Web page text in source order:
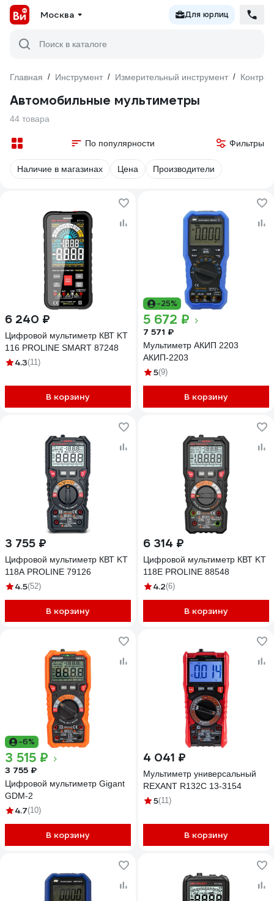
Москва Для юрлиц
Поиск в каталоге
Главная / Инструмент / Измерительный инструмент /
Автомобильные мультиметры
44 товара
По популярности Фильтры
Наличие в магазинах Цена Производители
6 240 ₽
Цифровой мультиметр КВТ KT
116 PROLINE SMART 87248
4.3(11)
В корзину
-25%
5 672 ₽
7 571 ₽
Мультиметр АКИП 2203
АКИП-2203
5(9)
В корзину
3 755 ₽
Цифровой мультиметр КВТ KT
118A PROLINE 79126
4.5(52)
В корзину
6 314 ₽
Цифровой мультиметр КВТ KT
118E PROLINE 88548
4.2(6)
В корзину
-6%
3 515 ₽
3 755 ₽
Цифровой мультиметр Gigant
GDM-2
4.7(10)
В корзину
4 041 ₽
Мультиметр универсальный
REXANT R132С 13-3154
5(11)
В корзину